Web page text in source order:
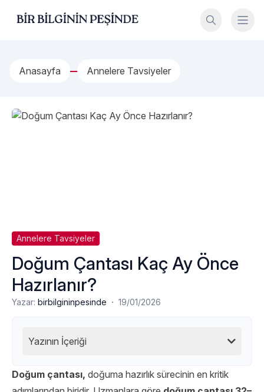
Bir Bilginin Peşinde!
Anasayfa Annelere Tavsiyeler
Annelere Tavsiyeler
Doğum Çantası Kaç Ay Önce
Hazırlanır?
Yazar: birbilgininpesinde · 19/01/2026
Yazının İçeriği
Doğum çantası, doğuma hazırlık sürecinin en kritik